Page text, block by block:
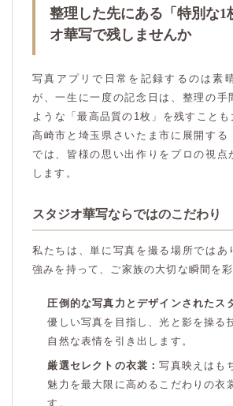
整理した先にある「特別な1
オ華写で残しませんか
写真アプリで日常を記録するのは素
が、一生に一度の記念日は、整理の手
ような「最高品質の1枚」を残すこと
高崎市と埼玉県さいたま市に展開する
では、皆様の思い出作りをプロの視点
します。
スタジオ華写ならではのこだわり
私たちは、単に写真を撮る場所ではあ
強みを持って、ご家族の大切な瞬間を彩
圧倒的な写真力とデザインされたス
優しい写真を目指し、光と影を操る
自然な表情を引き出します。
厳選セレクトの衣裳：写真映えはも
魅力を最大限に高めるこだわりの衣
す。